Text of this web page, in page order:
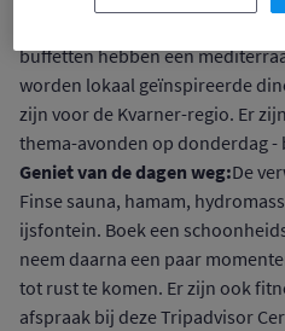
buffetten hebben een
worden lokaal geïnspireerde
zijn voor de Kvarner-regio. Er
thema-avonden op donderdag -
Geniet van de dagen weg:De
Finse sauna, hamam,
ijsfontein. Boek een
neem daarna een paar
tot rust te komen. Er zijn ook
afspraak bij deze Tripadvisor